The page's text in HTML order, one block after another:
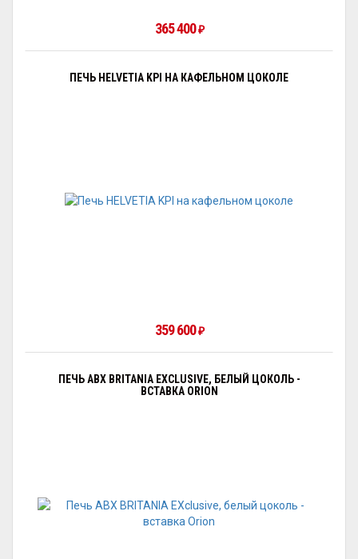
365 400 ₽
ПЕЧЬ HELVETIA KPI НА КАФЕЛЬНОМ ЦОКОЛЕ
359 600 ₽
ПЕЧЬ ABX BRITANIA EXCLUSIVE, БЕЛЫЙ ЦОКОЛЬ -
ВСТАВКА ORION